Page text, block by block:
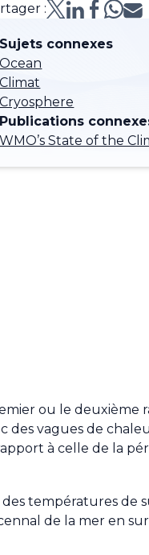
:
Sujets connexes
Ocean
Climat
Cryosphere
Publications
WMO’s State of the
ou le deuxième
des vagues de
à celle de la
températures de
de la mer en